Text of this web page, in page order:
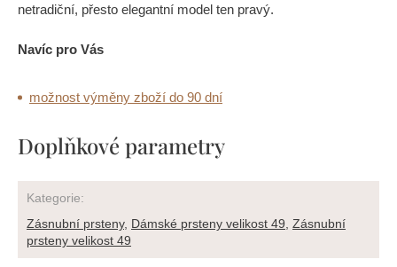
netradiční, přesto elegantní model ten pravý.
Navíc pro Vás
možnost výměny zboží do 90 dní
Doplňkové parametry
Kategorie:
Zásnubní prsteny, Dámské prsteny velikost 49 Zásnubní
prsteny velikost 49